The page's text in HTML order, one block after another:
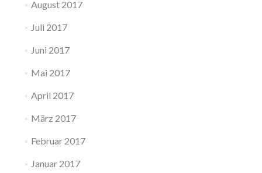
August 2017
Juli 2017
Juni 2017
Mai 2017
April 2017
März 2017
Februar 2017
Januar 2017